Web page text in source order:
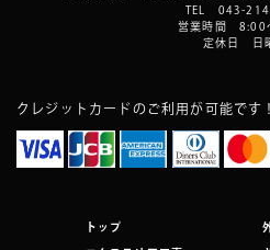
トップ
TEL 043-
営業時間 8:00
定休日 日
クレジットカードのご利用が可能です！